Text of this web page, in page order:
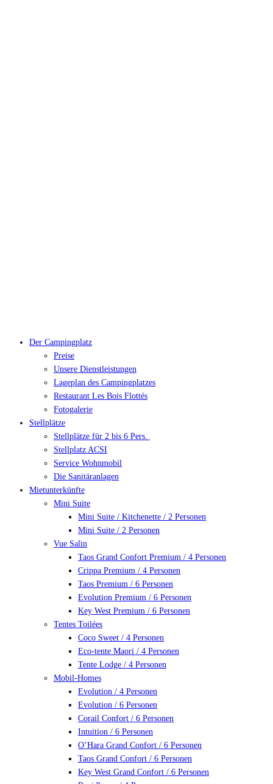
Der Campingplatz
Preise
Unsere Dienstleistungen
Lageplan des Campingplatzes
Restaurant Les Bois Flottés
Fotogalerie
Stellplätze
Stellplätze für 2 bis 6 Pers.
Stellplatz ACSI
Service Wohnmobil
Die Sanitäranlagen
Mietunterkünfte
Mini Suite
Mini Suite / Kitchenette / 2 Personen
Mini Suite / 2 Personen
Vue Salin
Taos Grand Confort Premium / 4 Personen
Crippa Premium / 4 Personen
Taos Premium / 6 Personen
Evolution Premium / 6 Personen
Key West Premium / 6 Personen
Tentes Toilées
Coco Sweet / 4 Personen
Eco-tente Maori / 4 Personen
Tente Lodge / 4 Personen
Mobil-Homes
Evolution / 4 Personen
Evolution / 6 Personen
Corail Confort / 6 Personen
Intuition / 6 Personen
O’Hara Grand Confort / 6 Personen
Taos Grand Confort / 6 Personen
Key West Grand Confort / 6 Personen